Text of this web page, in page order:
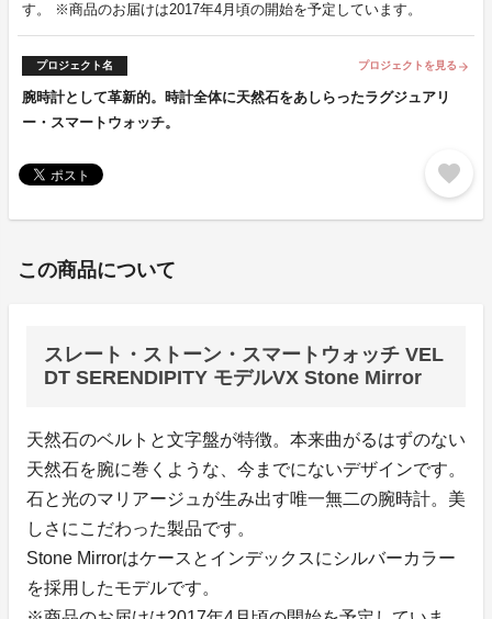
す。 ※商品のお届けは2017年4月頃の開始を予定しています。
プロジェクト名 プロジェクトを見る arrow_forward
腕時計として革新的。時計全体に天然石をあしらったラグジュアリ
ー・スマートウォッチ。
favorite
この商品について
スレート・ストーン・スマートウォッチ VEL
DT SERENDIPITY モデルVX Stone Mirror
天然石のベルトと文字盤が特徴。本来曲がるはずのない
天然石を腕に巻くような、今までにないデザインです。
石と光のマリアージュが生み出す唯一無二の腕時計。美
しさにこだわった製品です。
Stone Mirrorはケースとインデックスにシルバーカラー
を採用したモデルです。